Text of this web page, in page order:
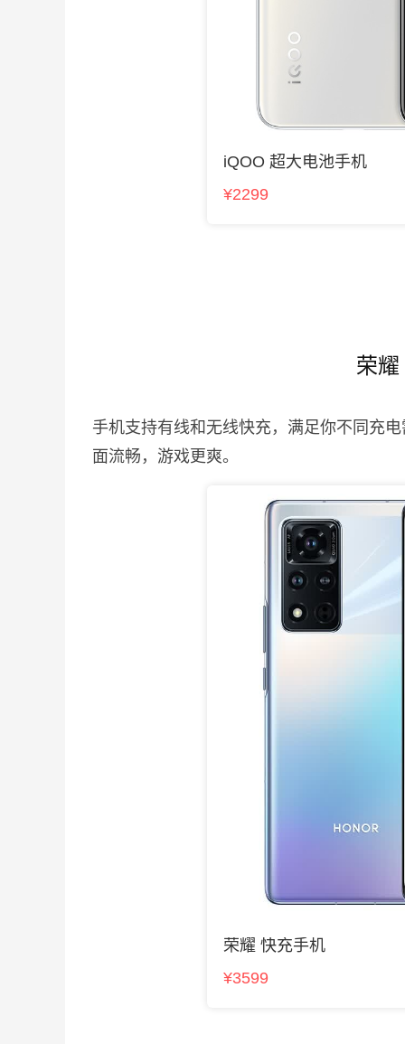
iQOO 超大电池手机
¥2299
荣
手机支持有线和无线快充，满足你不同充
面流畅，游戏更爽。
荣耀 快充手机
¥3599